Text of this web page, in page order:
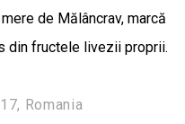
de Mălâncrav, marcă
din fructele livezii proprii.
Romania